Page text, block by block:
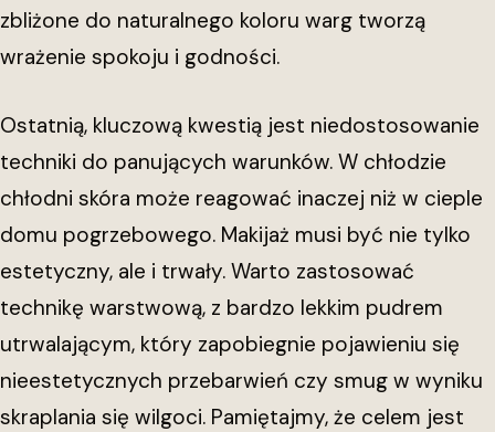
zbliżone do naturalnego koloru warg tworzą
wrażenie spokoju i godności.
Ostatnią, kluczową kwestią jest niedostosowanie
techniki do panujących warunków. W chłodzie
chłodni skóra może reagować inaczej niż w cieple
domu pogrzebowego. Makijaż musi być nie tylko
estetyczny, ale i trwały. Warto zastosować
technikę warstwową, z bardzo lekkim pudrem
utrwalającym, który zapobiegnie pojawieniu się
nieestetycznych przebarwień czy smug w wyniku
skraplania się wilgoci. Pamiętajmy, że celem jest